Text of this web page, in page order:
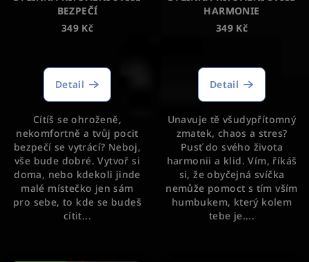
BEZPEČÍ
349 Kč
hodnocení
produktu
z
5
hvězdiček.
Detail
Cítíš se ohroženě,
nekomfortně a tvůj pocit
bezpečí se vytrácí? Neboj,
vše bude dobré. Vytvoř si
doma, nebo kdekoli jinde
malé místečko jen sám
pro sebe, to kde se budeš
cítit...
HARMONIE
349 Kč
Detail
Unavuje tě všudypřítomný
zmatek, chaos a stres?
Pusť do svého života
harmonii a klid. Vím, říkáš
si, že obyčejná svíčka
nemůže pomoct s tím vším
humbukem, který kolem
tebe je....